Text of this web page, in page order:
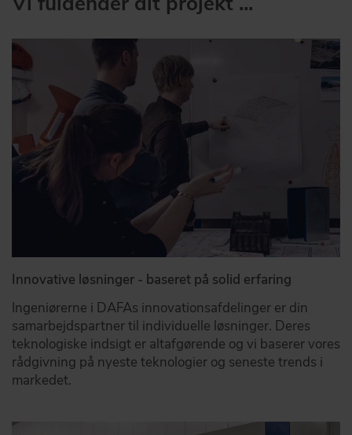
Innovative løsninger - baseret på solid erfaring
Ingeniørerne i DAFAs innovationsafdelinger er din
samarbejdspartner til individuelle løsninger. Deres
teknologiske indsigt er altafgørende og vi baserer vores
rådgivning på nyeste teknologier og seneste trends i
markedet.